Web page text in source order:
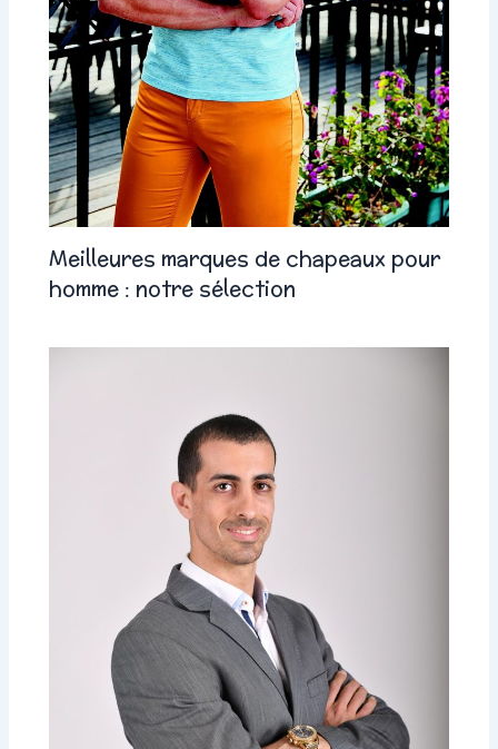
Meilleures marques de chapeaux pour
homme : notre sélection